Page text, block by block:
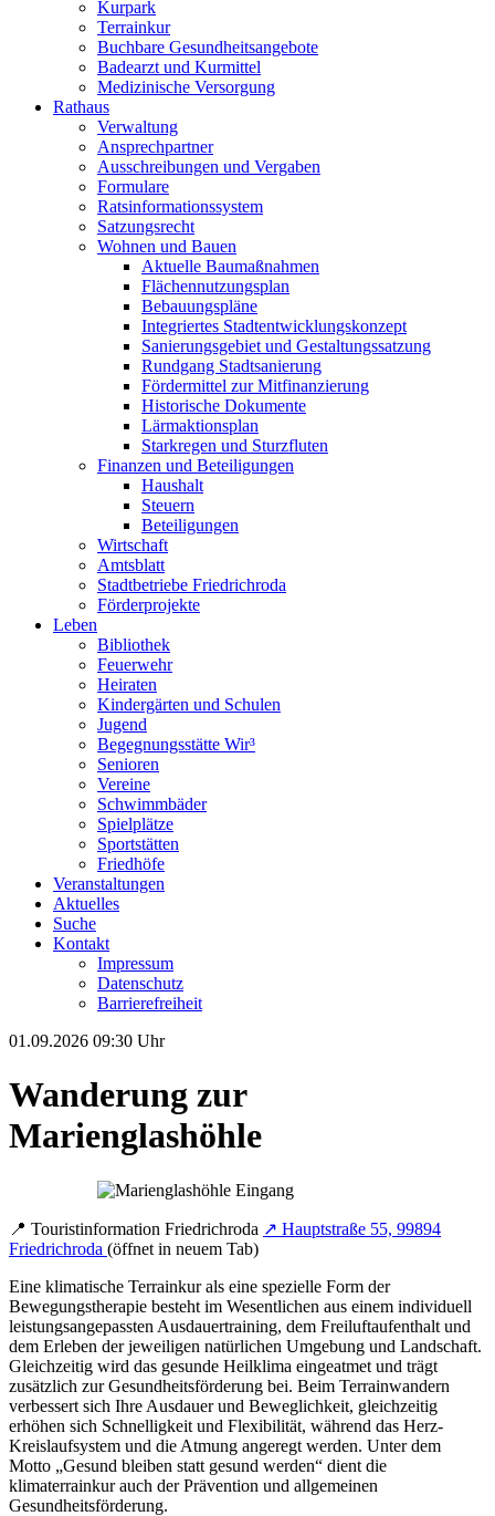
Kurpark
Terrainkur
Buchbare Gesundheitsangebote
Badearzt und Kurmittel
Medizinische Versorgung
Rathaus
Verwaltung
Ansprechpartner
Ausschreibungen und Vergaben
Formulare
Ratsinformationssystem
Satzungsrecht
Wohnen und Bauen
Aktuelle Baumaßnahmen
Flächennutzungsplan
Bebauungspläne
Integriertes Stadtentwicklungskonzept
Sanierungsgebiet und Gestaltungssatzung
Rundgang Stadtsanierung
Fördermittel zur Mitfinanzierung
Historische Dokumente
Lärmaktionsplan
Starkregen und Sturzfluten
Finanzen und Beteiligungen
Haushalt
Steuern
Beteiligungen
Wirtschaft
Amtsblatt
Stadtbetriebe Friedrichroda
Förderprojekte
Leben
Bibliothek
Feuerwehr
Heiraten
Kindergärten und Schulen
Jugend
Begegnungsstätte Wir³
Senioren
Vereine
Schwimmbäder
Spielplätze
Sportstätten
Friedhöfe
Veranstaltungen
Aktuelles
Suche
Kontakt
Impressum
Datenschutz
Barrierefreiheit
01.09.2026 09:30 Uhr
Wanderung zur
Marienglashöhle
📍 Touristinformation Friedrichroda ↗ Hauptstraße 55, 99894
Friedrichroda (öffnet in neuem Tab)
Eine klimatische Terrainkur als eine spezielle Form der
Bewegungstherapie besteht im Wesentlichen aus einem individuell
leistungsangepassten Ausdauertraining, dem Freiluftaufenthalt und
dem Erleben der jeweiligen natürlichen Umgebung und Landschaft.
Gleichzeitig wird das gesunde Heilklima eingeatmet und trägt
zusätzlich zur Gesundheitsförderung bei. Beim Terrainwandern
verbessert sich Ihre Ausdauer und Beweglichkeit, gleichzeitig
erhöhen sich Schnelligkeit und Flexibilität, während das Herz-
Kreislaufsystem und die Atmung angeregt werden. Unter dem
Motto „Gesund bleiben statt gesund werden“ dient die
klimaterrainkur auch der Prävention und allgemeinen
Gesundheitsförderung.